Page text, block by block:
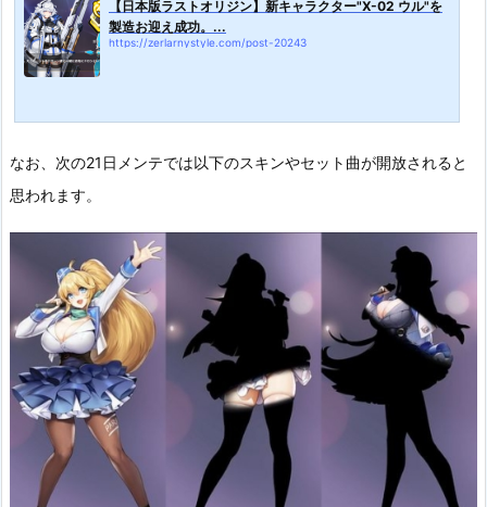
【日本版ラストオリジン】新キャラクター"X-02 ウル"を
製造お迎え成功。...
https://zerlarnystyle.com/post-20243
なお、次の21日メンテでは以下のスキンやセット曲が開放されると
思われます。